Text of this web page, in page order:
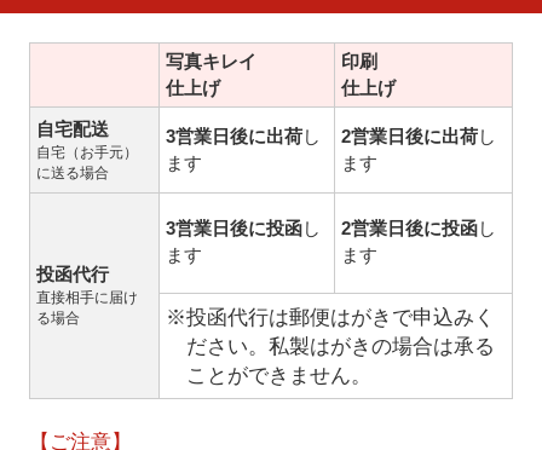
写真キレイ
仕上げ
印刷
仕上げ
自宅配送
自宅（お手元）
に送る場合
3営業日後に出荷し
ます
2営業日後に出荷し
ます
投函代行
直接相手に届け
る場合
3営業日後に投函し
ます
2営業日後に投函し
ます
※投函代行は郵便はがきで申込みく
ださい。私製はがきの場合は承る
ことができません。
【ご注意】